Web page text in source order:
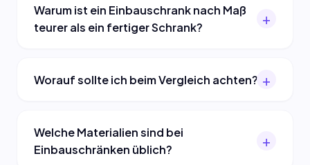
Warum ist ein Einbauschrank nach Maß
teurer als ein fertiger Schrank?
Worauf sollte ich beim Vergleich achten?
Welche Materialien sind bei
Einbauschränken üblich?